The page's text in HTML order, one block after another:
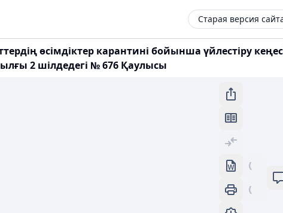
Старая версия
өсімдіктер карантині бойынша үйлестіру
2 шілдедегі № 676 Қаулысы